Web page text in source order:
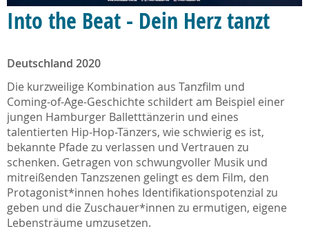
Into the Beat - Dein Herz tanzt
Deutschland 2020
Die kurzweilige Kombination aus Tanzfilm und
Coming-of-Age-Geschichte schildert am Beispiel einer
jungen Hamburger Balletttänzerin und eines
talentierten Hip-Hop-Tänzers, wie schwierig es ist,
bekannte Pfade zu verlassen und Vertrauen zu
schenken. Getragen von schwungvoller Musik und
mitreißenden Tanzszenen gelingt es dem Film, den
Protagonist*innen hohes Identifikationspotenzial zu
geben und die Zuschauer*innen zu ermutigen, eigene
Lebensträume umzusetzen.